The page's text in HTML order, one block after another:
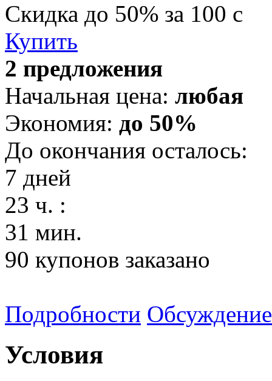
Скидка до 50% за 100 c
Купить
2 предложения
Начальная цена: любая
Экономия: до 50%
До окончания осталось:
7 дней
23 ч. :
31 мин.
90 купонов заказано
Подробности Обсуждение
Условия